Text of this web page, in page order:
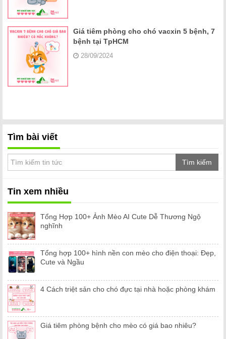
Giá tiêm phòng cho chó vacxin 5 bệnh, 7
bệnh tại TpHCM
28/09/2024
Tìm bài viết
Tìm kiếm
Tin xem nhiều
Tổng Hợp 100+ Ảnh Mèo AI Cute Dễ Thương Ngộ
nghĩnh
Tổng hợp 100+ hình nền con mèo cho điện thoại: Đẹp,
Cute và Ngầu
4 Cách triệt sản cho chó đực tại nhà hoặc phòng khám
Giá tiêm phòng bệnh cho mèo có giá bao nhiêu?